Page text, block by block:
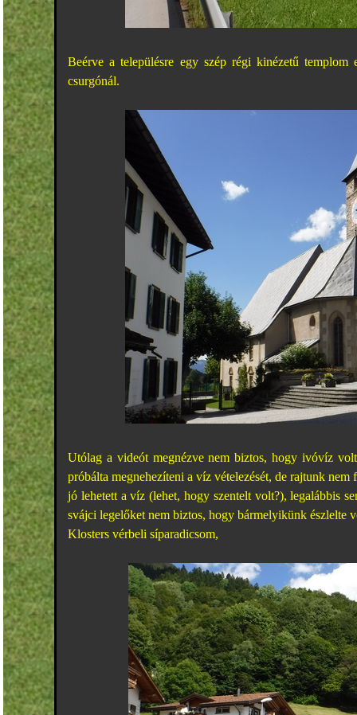
Beérve a településre egy szép régi kinézetű
csurgónál.
Utólag a videót megnézve nem biztos, hogy ivóvíz
próbálta megnehezíteni a víz vételezését, de rajtunk
jó lehetett a víz (lehet, hogy szentelt volt?), legalábbis
svájci legelőket nem biztos, hogy bármelyikünk észlelte
Klosters vérbeli síparadicsom,